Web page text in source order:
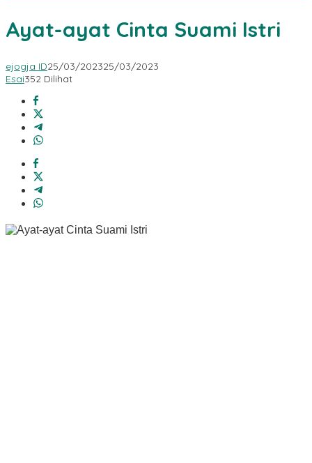
Ayat-ayat Cinta Suami Istri
ejogja ID25/03/202325/03/2023
Esai352 Dilihat